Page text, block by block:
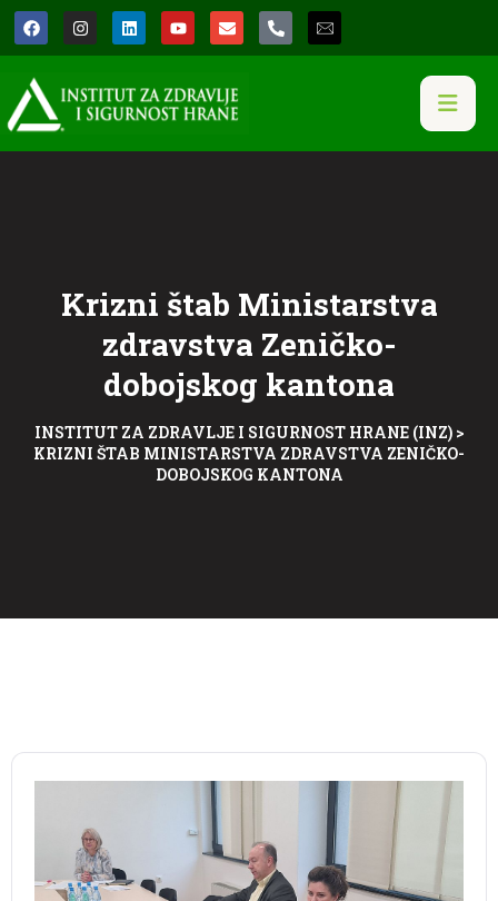
Krizni štab Ministarstva
zdravstva Zeničko-
dobojskog kantona
INSTITUT ZA ZDRAVLJE I SIGURNOST HRANE (INZ)>
KRIZNI ŠTAB MINISTARSTVA ZDRAVSTVA ZENIČKO-
DOBOJSKOG KANTONA